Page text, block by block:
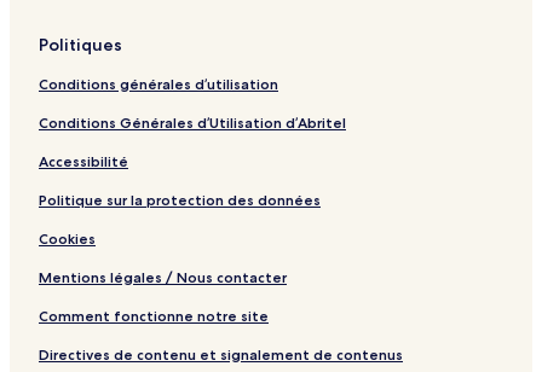
Politiques
Conditions générales d’utilisation
Conditions Générales d’Utilisation d’Abritel
Accessibilité
Politique sur la protection des données
Cookies
Mentions légales / Nous contacter
Comment fonctionne notre site
Directives de contenu et signalement de contenus